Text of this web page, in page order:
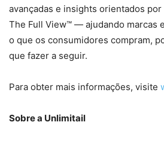
avançadas e insights orientados por
The Full View™ — ajudando marcas
o que os consumidores compram,
que fazer a seguir.
Para obter mais informações, visite
Sobre a Unlimitail